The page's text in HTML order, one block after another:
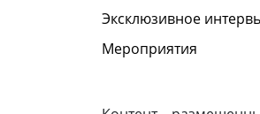
Эксклюзивное
Мероприятия